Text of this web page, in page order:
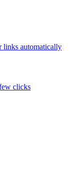
links automatically
clicks